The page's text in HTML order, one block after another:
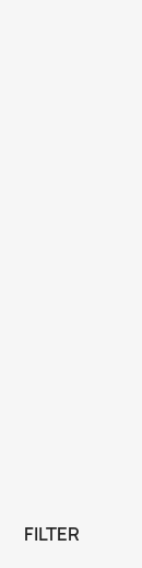
FILTER